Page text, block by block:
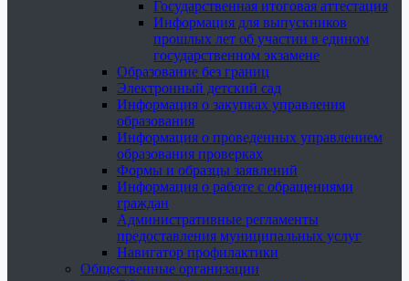
Государственная итоговая аттестация
Информация для выпускников
прошлых лет об участии в едином
государственном экзамене
Образование без границ
Электронный детский сад
Информация о закупках управления
образования
Информация о проведенных управлением
образования проверках
Формы и образцы заявлений
Информация о работе с обращениями
граждан
Административные регламенты
предоставления муниципальных услуг
Навигатор профилактики
Общественные организации